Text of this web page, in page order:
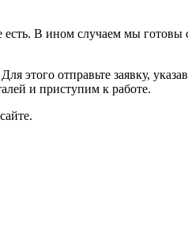
В ином случаем мы готовы
отправьте заявку,
и приступим к работе.